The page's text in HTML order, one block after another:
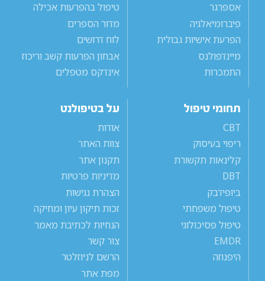
אספרגר
פיברומיאלגיה
הפרעת אישיות גבולית
מיינדפולנס
התמכרות
טיפול בהפרעות אכילה
מדור הספרים
לוח דרושים
אבחון הפרעות קשב וריכוז
אינדקס מטפלים
תחומי טיפול
CBT
ריפוי בעיסוק
קלינאות תקשורת
DBT
ביופידבק
טיפול משפחתי
טיפול פסיכולוגי
EMDR
היפנוזה
על בטיפולנט
אודות
צוות האתר
תקנון אתר
מדיניות פרטיות
הצהרת נגישות
זכות תיקון עיון ומחיקה
הנחיות לכתיבת מאמר
צור קשר
הרשם לניוזלטר
מפת אתר